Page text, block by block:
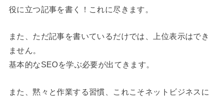
役に立つ記事を書く！これに尽きます。
また、ただ記事を書いているだけでは、上位表示はでき
ません。
基本的なSEOを学ぶ必要が出てきます。
また、黙々と作業する習慣、これこそネットビジネスに